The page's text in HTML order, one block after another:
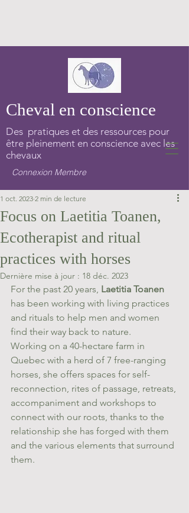
Cheval en conscience
Des pratiques et des ressources pour
être pleinement en conscience avec les
chevaux
Connexion Membre
Focus on Laetitia Toanen,
Ecotherapist and ritual
practices with horses
1 oct. 2023 2 min de lecture
Dernière mise à jour : 18 déc. 2023
For the past 20 years, Laetitia Toanen
has been working with living practices
and rituals to help men and women
find their way back to nature.
Working on a 40-hectare farm in
Quebec with a herd of 7 free-ranging
horses, she offers spaces for self-
reconnection, rites of passage, retreats,
accompaniment and workshops to
connect with our roots, thanks to the
relationship she has forged with them
and the various elements that surround
them.